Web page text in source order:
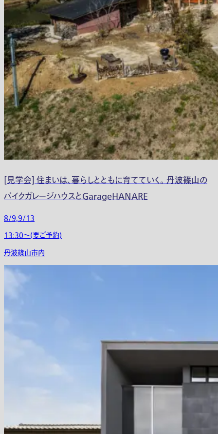
[見学会] 住まいは、暮らしとともに育てていく。 丹波篠山の
バイクガレージハウスとGarageHANARE
8/9,9/13
13:30〜(要ご予約)
丹波篠山市内